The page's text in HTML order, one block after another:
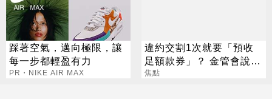
踩著空氣，邁向極限，讓
每一步都輕盈有力
PR・NIKE AIR MAX
違約交割1次就要「預收
足額款券」？ 金管會說話
了
焦點